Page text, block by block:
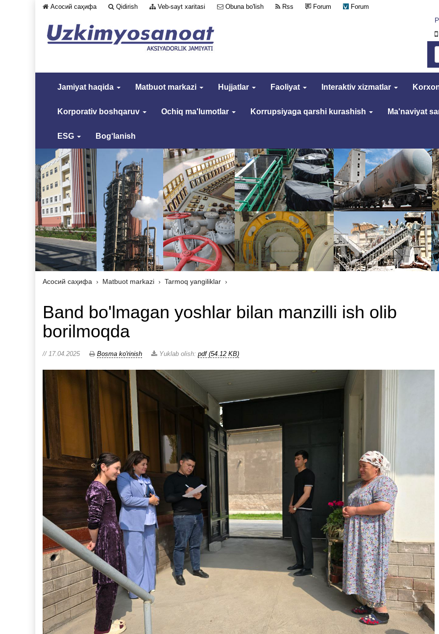
Асосий саҳифа Qidirish Veb-sayt xaritasi Obuna bo'lish Rss Forum
Forum
Jamiyat haqida Matbuot markazi Hujjatlar Faoliyat Interaktiv xizmatlar
Korporativ boshqaruv Ochiq ma'lumotlar Korrupsiyaga qarshi kurashish Ma'naviyat
ESG Bog‘lanish
Асосий саҳифа Matbuot markazi Tarmoq yangiliklar
Band bo'lmagan yoshlar bilan manzilli ish olib
borilmoqda
// 17.04.2025 Bosma ko'rinish Yuklab olish: pdf (54.12 KB)